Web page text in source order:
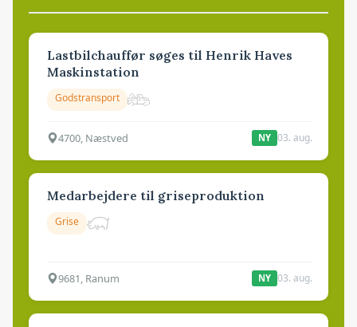
Lastbilchauffør søges til Henrik Haves
Maskinstation
Godstransport
4700, Næstved NY 03. aug.
Medarbejdere til griseproduktion
Grise
9681, Ranum NY 03. aug.